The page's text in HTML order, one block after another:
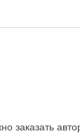
заказать